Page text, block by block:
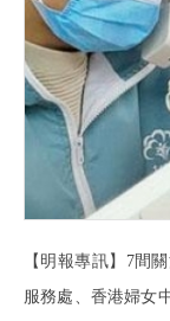
【明報專訊】7間
服務處、香港婦女